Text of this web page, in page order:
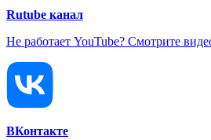
Rutube канал
Не работает YouTube? Смотрите
ВКонтакте